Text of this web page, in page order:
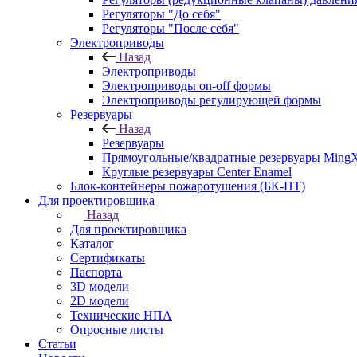
Регуляторы "До себя"
Регуляторы "После себя"
Электроприводы
Назад
Электроприводы
Электроприводы on-off формы
Электроприводы регулирующей формы
Резервуары
Назад
Резервуары
Прямоугольные/квадратные резервуары
Круглые резервуары Center Enamel
Блок-контейнеры пожаротушения (БК-ПТ)
Для проектировщика
Назад
Для проектировщика
Каталог
Сертификаты
Паспорта
3D модели
2D модели
Технические НПА
Опросные листы
Статьи